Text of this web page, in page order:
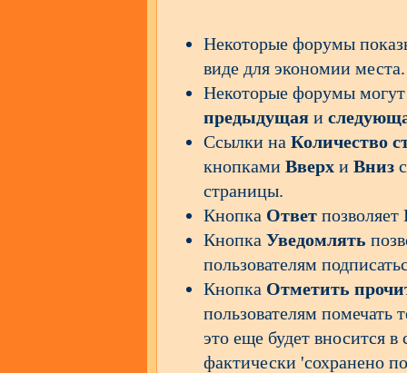
Некоторые форумы
виде для экономии места.
Некоторые форумы
предыдущая и
Ссылки наКоличество
кнопкамиВверх иВниз
страницы.
Кнопка Ответ
КнопкаУведомлять
пользователям
Кнопка Отметить
пользователям помечать
это еще будет вносится
фактически 'сохранено